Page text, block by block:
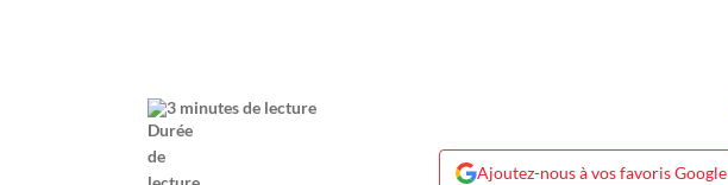
3 minutes de lecture
Ajoutez-nous à vos favoris Google